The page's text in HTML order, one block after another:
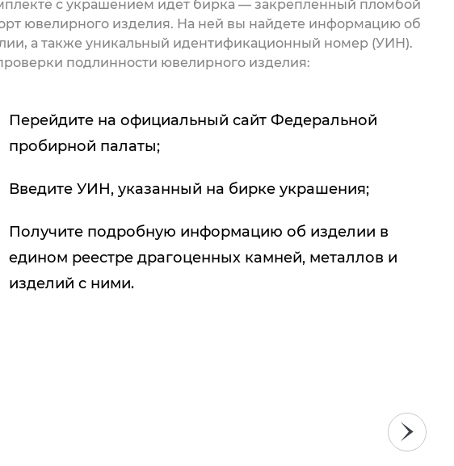
с украшением идет бирка — закрепленный пломбой
ювелирного изделия. На ней вы найдете информацию об
а также уникальный идентификационный номер (УИН).
подлинности ювелирного изделия:
Перейдите на официальный сайт Федеральной
пробирной палаты;
Введите УИН, указанный на бирке украшения;
Получите подробную информацию об изделии в
едином реестре драгоценных камней, металлов и
изделий с ними.